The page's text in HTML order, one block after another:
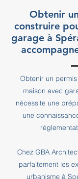
Obtenir
construire
garage à
Obtenir un
maison avec
nécessite une
une
Chez GBA
parfaitement les
urbanisme à